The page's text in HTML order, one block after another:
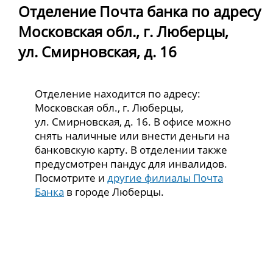
Отделение Почта банка по адресу
Московская обл., г. Люберцы,
ул. Смирновская, д. 16
Отделение находится по адресу:
Московская обл., г. Люберцы,
ул. Смирновская, д. 16. В офисе можно
снять наличные или внести деньги на
банковскую карту. В отделении также
предусмотрен пандус для инвалидов.
Посмотрите идругие филиалы Почта
Банка в городе Люберцы.